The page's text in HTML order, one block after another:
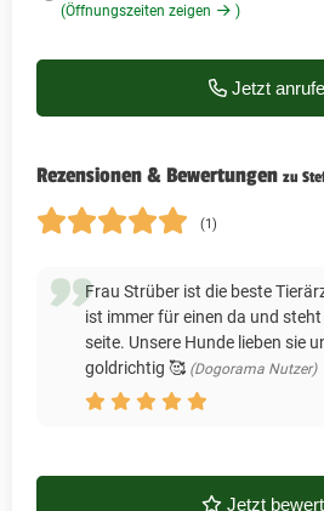
(Öffnungszeiten zeigen )
Jetzt
Rezensionen & Bewertungen zu
(1)
Frau Strüber ist die beste
ist immer für einen da und
seite. Unsere Hunde lieben sie
goldrichtig 🥰 (Dogorama Nutzer)
Jetzt